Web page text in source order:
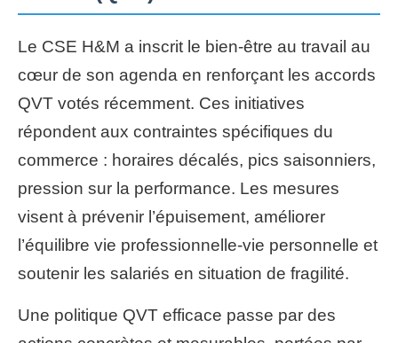
Le CSE H&M a inscrit le bien-être au travail au
cœur de son agenda en renforçant les accords
QVT votés récemment. Ces initiatives
répondent aux contraintes spécifiques du
commerce : horaires décalés, pics saisonniers,
pression sur la performance. Les mesures
visent à prévenir l’épuisement, améliorer
l’équilibre vie professionnelle-vie personnelle et
soutenir les salariés en situation de fragilité.
Une politique QVT efficace passe par des